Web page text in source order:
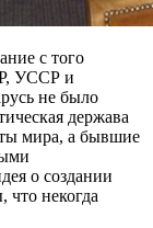
с того
УССР и
не было
держава
мира, а бывшие
о создании
что некогда